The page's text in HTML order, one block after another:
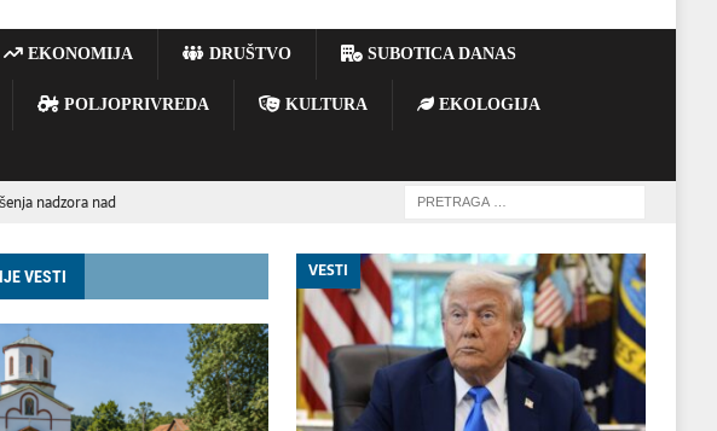
EKONOMIJA DRUŠTVO SUBOTICA DANAS
POLJOPRIVREDA KULTURA EKOLOGIJA
nadzora nad
„Živelo
VESTI VESTI